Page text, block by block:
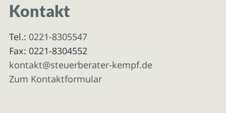
Kontakt
Tel.: 0221-8305547
Fax: 0221-8304552
kontakt@steuerberater-kempf.de
Zum Kontaktformular